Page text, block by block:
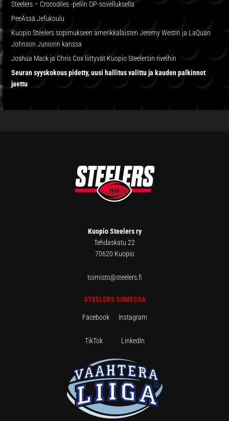
Steelers – Crocodiles -peliin OP-sovelluksella
PeeÄssä Jefukoulu
Kuopio Steelers sopimukseen amerikkalaisten Jeremy Westin ja LaQuan
Johnson Juniorin kanssa
Joshua Mack ja Chris Cox liittyvät Kuopio Steelersin riveihin
Seuran syyskokous pidetty, uusi hallitus valittu ja kauden palkinnot
jaettu
Kuopio Steelers ry
Tehdaskatu 22
70620 Kuopio
toimisto@steelers.fi
STEELERS SOMESSA
Facebook Instagram
TikTok LinkedIn